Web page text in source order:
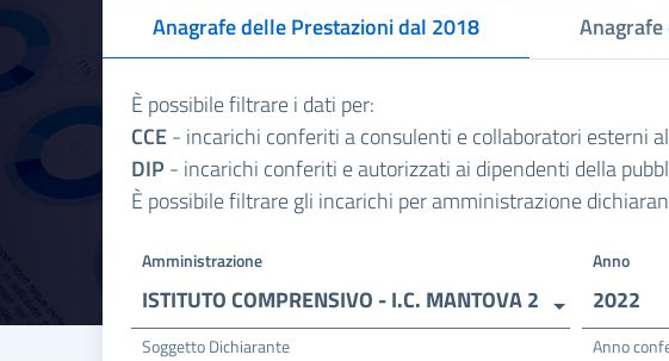
Anagrafe delle Prestazioni dal 2018
È possibile filtrare i dati per:
CCE- incarichi conferiti a consulenti e collaboratori esterni
DIP - incarichi conferiti e autorizzati ai dipendenti della
È possibile filtrare gli incarichi per amministrazione
Amministrazione
ISTITUTO COMPRENSIVO - I.C. MANTOVA 2
Soggetto Dichiarante
Anno
2022
Anno